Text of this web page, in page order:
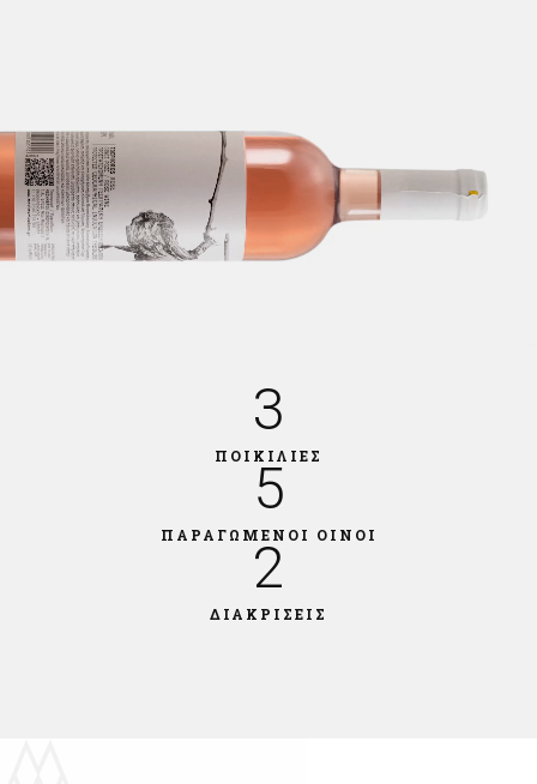
3
ΠΟΙΚΙΛΙΕΣ
5
ΠΑΡΑΓΩΜΕΝΟΙ ΟΙΝΟΙ
2
ΔΙΑΚΡΙΣΕΙΣ